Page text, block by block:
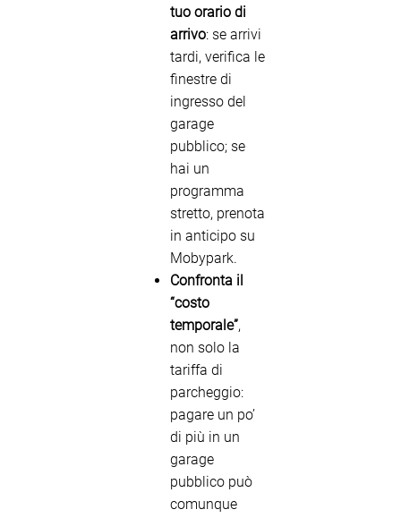
tuo orario di
arrivo: se arrivi
tardi, verifica le
finestre di
ingresso del
garage
pubblico; se
hai un
programma
stretto, prenota
in anticipo su
Mobypark.
Confronta il
“costo
temporale”,
non solo la
tariffa di
parcheggio:
pagare un po’
di più in un
garage
pubblico può
comunque